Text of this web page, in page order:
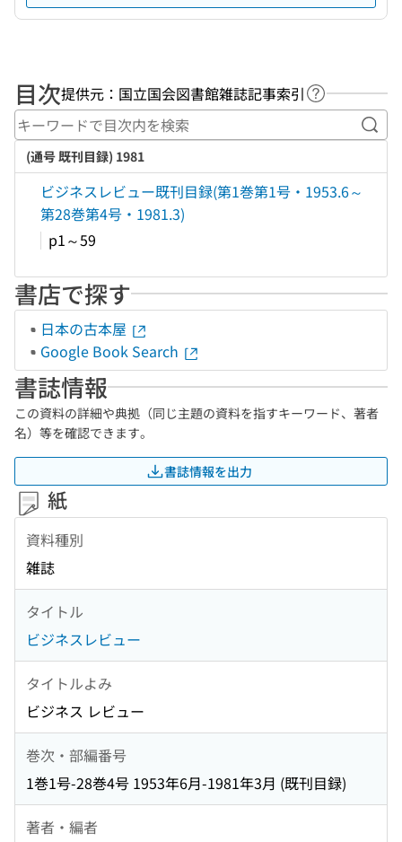
目次提供元：国立国会図書館雑誌記事索引 ヘルプペー
キ
(通号 既刊目録) 1981
ビジネスレビュー既刊目録(第1巻第1号・1953.6～
第28巻第4号・1981.3)
p1～59
書店で探す
日本の古本屋
Google Book Search
書誌情報
この資料の詳細や典拠（同じ主題の資料を指すキーワード、著者
名）等を確認できます。
書誌情報を出力
紙
資料種別
雑誌
タイトル
ビジネスレビュー
タイトルよみ
ビジネス レビュー
巻次・部編番号
1巻1号-28巻4号 1953年6月-1981年3月 (既刊目録)
著者・編者